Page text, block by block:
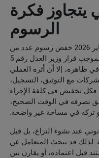
فكرة
الرسوم
أعلنت وزارة العدل في قطر خلال يناير 2026 خفض رسوم عدد من
خدماتها وتوسيع نطاق الإعفاءات. بموجب قرار وزير العدل رقم 5
في ظاهره، إلا أن أثره العملي
مع التوثيق، التسجيل،
تخفيض في كلفة الإجراء
تصرفه في الوقت الصحيح،
أو تركه في مساحة غير واضحة.
عند نشوء النزاع، بل قبل
لذلك قد يبحث المتعامل عن
قبل اعتماده، أو يقارن بين